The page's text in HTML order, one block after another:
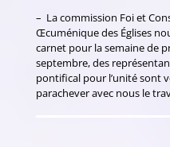
– La commission Foi et
Œcuménique des Églises
carnet pour la semaine de
septembre, des
pontifical pour l’unité sont
parachever avec nous le